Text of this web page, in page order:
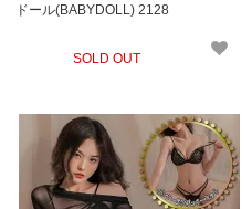
ドール(BABYDOLL) 2128
SOLD OUT